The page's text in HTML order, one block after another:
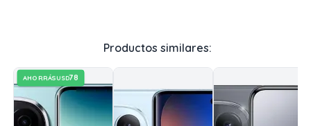
Productos similares:
AHORRÁSUSD78